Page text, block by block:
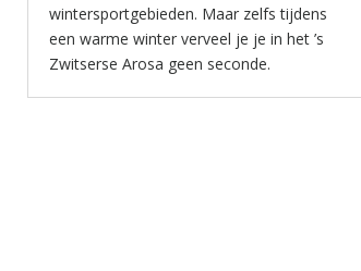
wintersportgebieden. Maar zelfs tijdens
een warme winter verveel je je in het ’s
Zwitserse Arosa geen seconde.